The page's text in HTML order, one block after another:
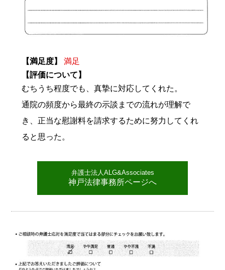
【満足度】
満足
【評価について】
むちうち程度でも、真摯に対応してくれた。
通院の頻度から最終の示談までの流れが理解で
き、正当な慰謝料を請求するために努力してくれ
ると思った。
弁護士法人ALG&Associates
神戸法律事務所ページへ